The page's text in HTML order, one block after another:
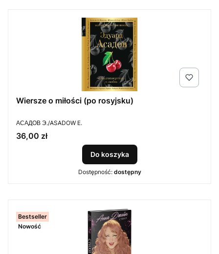
Wiersze o miłości (po rosyjsku)
PRODUCENT
АСАДОВ Э./ASADOW E.
Cena
36,00 zł
Do koszyka
Dostępność: dostępny
Bestseller
Nowość